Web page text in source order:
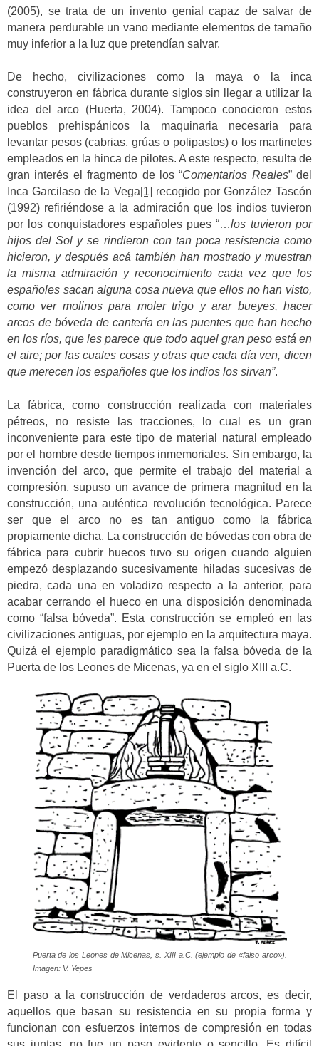
(2005), se trata de un invento genial capaz de salvar de
manera perdurable un vano mediante elementos de tamaño
muy inferior a la luz que pretendían salvar.
De hecho, civilizaciones como la maya o la inca
construyeron en fábrica durante siglos sin llegar a utilizar la
idea del arco (Huerta, 2004). Tampoco conocieron estos
pueblos prehispánicos la maquinaria necesaria para
levantar pesos (cabrias, grúas o polipastos) o los martinetes
empleados en la hinca de pilotes. A este respecto, resulta de
gran interés el fragmento de los “Comentarios Reales” del
Inca Garcilaso de la Vega[1] recogido por González Tascón
(1992) refiriéndose a la admiración que los indios tuvieron
por los conquistadores españoles pues “…los tuvieron por
hijos del Sol y se rindieron con tan poca resistencia como
hicieron, y después acá también han mostrado y muestran
la misma admiración y reconocimiento cada vez que los
españoles sacan alguna cosa nueva que ellos no han visto,
como ver molinos para moler trigo y arar bueyes, hacer
arcos de bóveda de cantería en las puentes que han hecho
en los ríos, que les parece que todo aquel gran peso está en
el aire; por las cuales cosas y otras que cada día ven, dicen
que merecen los españoles que los indios los sirvan”.
La fábrica, como construcción realizada con materiales
pétreos, no resiste las tracciones, lo cual es un gran
inconveniente para este tipo de material natural empleado
por el hombre desde tiempos inmemoriales. Sin embargo, la
invención del arco, que permite el trabajo del material a
compresión, supuso un avance de primera magnitud en la
construcción, una auténtica revolución tecnológica. Parece
ser que el arco no es tan antiguo como la fábrica
propiamente dicha. La construcción de bóvedas con obra de
fábrica para cubrir huecos tuvo su origen cuando alguien
empezó desplazando sucesivamente hiladas sucesivas de
piedra, cada una en voladizo respecto a la anterior, para
acabar cerrando el hueco en una disposición denominada
como “falsa bóveda”. Esta construcción se empleó en las
civilizaciones antiguas, por ejemplo en la arquitectura maya.
Quizá el ejemplo paradigmático sea la falsa bóveda de la
Puerta de los Leones de Micenas, ya en el siglo XIII a.C.
Puerta de los Leones de Micenas, s. XIII a.C. (ejemplo de «falso arco»).
Imagen: V. Yepes
El paso a la construcción de verdaderos arcos, es decir,
aquellos que basan su resistencia en su propia forma y
funcionan con esfuerzos internos de compresión en todas